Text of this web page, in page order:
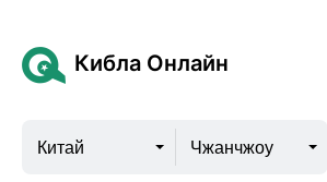
Кибла Онлайн
Китай Чжанчжоу